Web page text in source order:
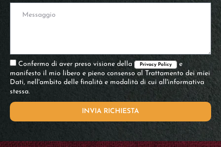
Confermo di aver preso visione della Privacy Policy
e
manifesto il mio libero e pieno consenso al Trattamento dei miei
Dati, nell'ambito delle finalità e modalità di cui all'informativa
stessa.
INVIA RICHIESTA